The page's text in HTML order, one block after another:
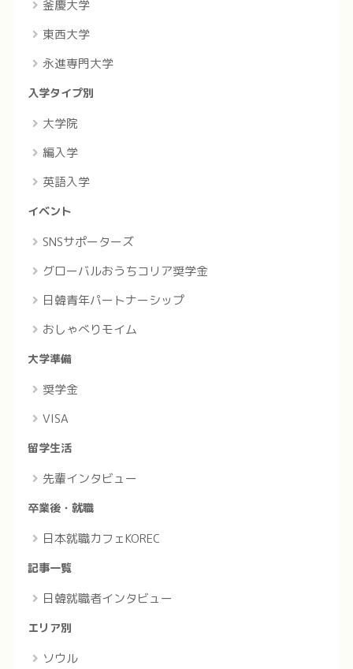
釜慶大学
東西大学
永進専門大学
入学タイプ別
大学院
編入学
英語入学
イベント
SNSサポーターズ
グローバルおうちコリア奨学金
日韓青年パートナーシップ
おしゃべりモイム
大学準備
奨学金
VISA
留学生活
先輩インタビュー
卒業後・就職
日本就職カフェKOREC
記事一覧
日韓就職者インタビュー
エリア別
ソウル